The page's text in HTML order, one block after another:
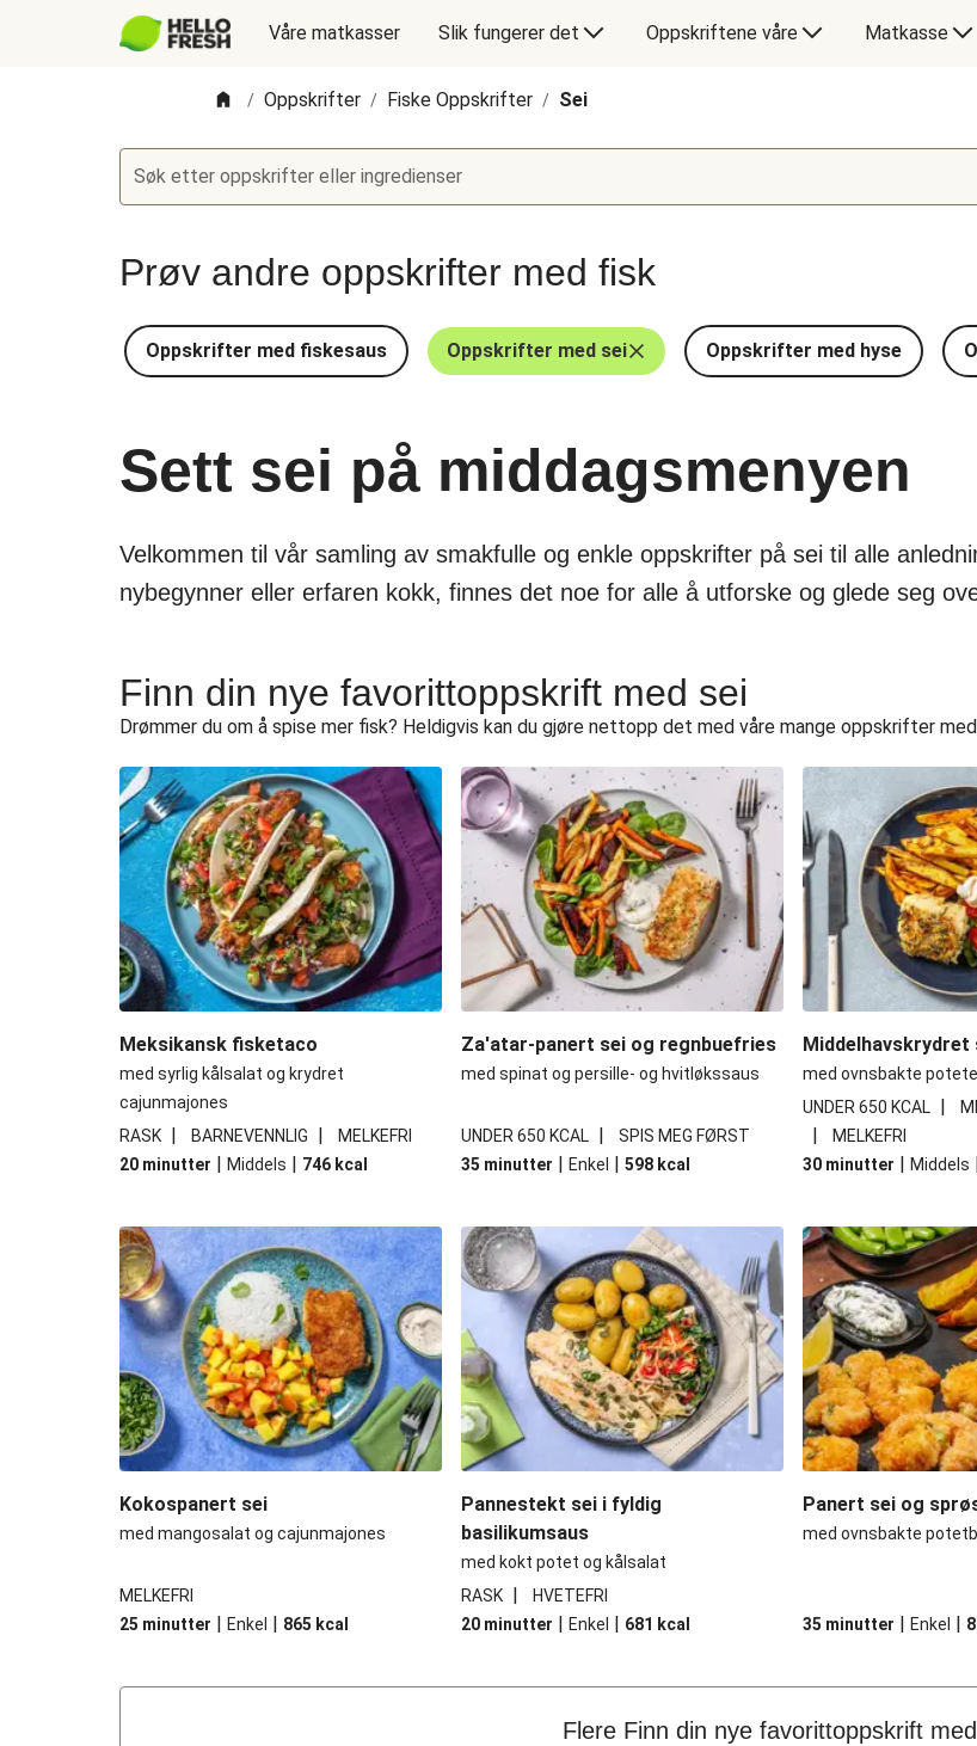
Våre matkasser Slik fungerer det Oppskriftene våre Matkasse
/ Oppskrifter / Fiske Oppskrifter / Sei
Søk etter oppskrifter eller ingredienser
Prøv andre oppskrifter med fisk
Oppskrifter med fiskesaus Oppskrifter med sei Oppskrifter med hyse
Sett sei på middagsmenyen
Velkommen til vår samling av smakfulle og enkle oppskrifter på sei til alle
nybegynner eller erfaren kokk, finnes det noe for alle å utforske og glede seg
Finn din nye favorittoppskrift med sei
Drømmer du om å spise mer fisk? Heldigvis kan du gjøre nettopp det med våre mange oppskrifter
Meksikansk fisketaco
med syrlig kålsalat og krydret
cajunmajones
RASK | BARNEVENNLIG |
MELKEFRI
20 minutter | Middels | 746 kcal
Za'atar-panert sei og regnbuefries
med spinat og persille- og hvitløkssaus
UNDER 650 KCAL |
SPIS MEG FØRST
35 minutter | Enkel | 598 kcal
Middelhavskrydret
med ovnsbakte
UNDER 650 KCAL |
|
MELKEFRI
30 minutter | Middels
Kokospanert sei
med mangosalat og cajunmajones
MELKEFRI
25 minutter | Enkel | 865 kcal
Pannestekt sei i fyldig
basilikumsaus
med kokt potet og kålsalat
RASK |
HVETEFRI
20 minutter | Enkel | 681 kcal
Panert sei og
med ovnsbakte
35 minutter | Enkel |
Flere Finn din nye favorittoppskrift